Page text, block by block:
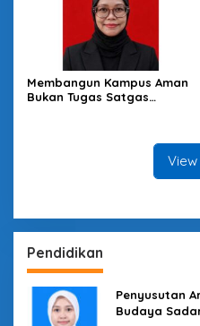
Membangun Kampus Aman
Bukan Tugas Satgas
Pendidikan
Penyusutan
Budaya